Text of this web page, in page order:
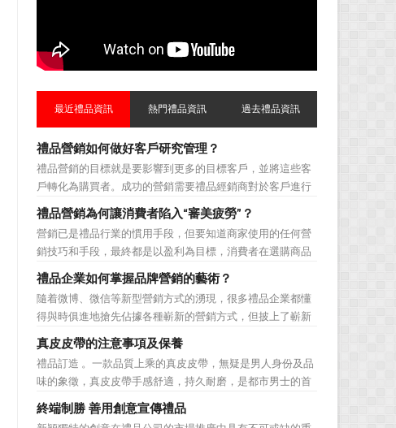
最近禮品資訊 熱門禮品資訊 過去禮品資訊
禮品營銷如何做好客戶研究管理？
禮品營銷的目標就是要影響到更多的目標客戶，並將這些客
戶轉化為購買者。成功的營銷需要禮品經銷商對於客戶進行
相應的分類，了解不同類型客戶的貢獻度，從而有的放矢的
制定相應的營銷對策，而這需要對於客戶研究方面更多地投
入，這不僅是銷售環節的事，也需要營銷管理策略的整體支
持。具體來說，有以下...
禮品營銷為何讓消費者陷入“審美疲勞”？
營銷已是禮品行業的慣用手段，但要知道商家使用的任何營
銷技巧和手段，最終都是以盈利為目標，消費者在選購商品
時最為關注的便是如何利用最低的費用購買到最超值的貨
品。在禮品公司使用常規的營銷方式的同時，消費者也不免
走陷入了“審美疲勞”。 編者總結了最讓消費者對禮品行
業營銷產生免疫...
禮品企業如何掌握品牌營銷的藝術？
隨着微博、微信等新型營銷方式的湧現，很多禮品企業都懂
得與時俱進地搶先佔據各種嶄新的營銷方式，但披上了嶄新
的營銷軀殼，卻沒有掌握營銷的靈魂。要知道，營銷真正的
價值不是將品牌鋪設到消費者眼前，而是將品牌印到消費者
心裡 與消費者的心理距離的拉近，並不是一朝一夕的事
情，需要做好持...
真皮皮帶的注意事項及保養
禮品訂造 。一款品質上乘的真皮皮帶，無疑是男人身份及品
味的象徵，真皮皮帶手感舒適，持久耐磨，是都市男士的首
選。當你還在髮愁老爸生日禮物送什麼的時候，一款真皮皮
帶就是非常不錯的選擇。但是真皮皮帶如果疏於保養，也會
終端制勝 善用創意宣傳禮品